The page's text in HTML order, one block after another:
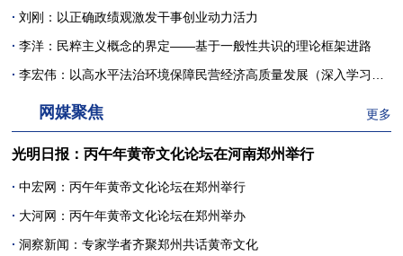
· 刘刚：以正确政绩观激发干事创业动力活力
· 李洋：民粹主义概念的界定——基于一般性共识的理论框架进路
· 李宏伟：以高水平法治环境保障民营经济高质量发展（深入学习贯彻习近平法治思想）
网媒聚焦 更多
光明日报：丙午年黄帝文化论坛在河南郑州举行
· 中宏网：丙午年黄帝文化论坛在郑州举行
· 大河网：丙午年黄帝文化论坛在郑州举办
· 洞察新闻：专家学者齐聚郑州共话黄帝文化